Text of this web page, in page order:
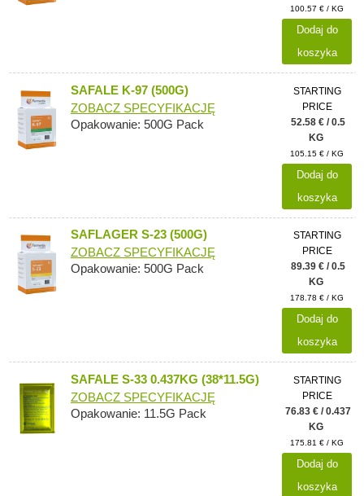
100.57 € / KG
Dodaj do
koszyka
SAFALE K-97 (500G)
ZOBACZ SPECYFIKACJĘ
Opakowanie: 500G Pack
STARTING
PRICE
52.58 € / 0.5
KG
105.15 € / KG
Dodaj do
koszyka
SAFLAGER S-23 (500G)
ZOBACZ SPECYFIKACJĘ
Opakowanie: 500G Pack
STARTING
PRICE
89.39 € / 0.5
KG
178.78 € / KG
Dodaj do
koszyka
SAFALE S-33 0.437KG (38*11.5G)
ZOBACZ SPECYFIKACJĘ
Opakowanie: 11.5G Pack
STARTING
PRICE
76.83 € / 0.437
KG
175.81 € / KG
Dodaj do
koszyka